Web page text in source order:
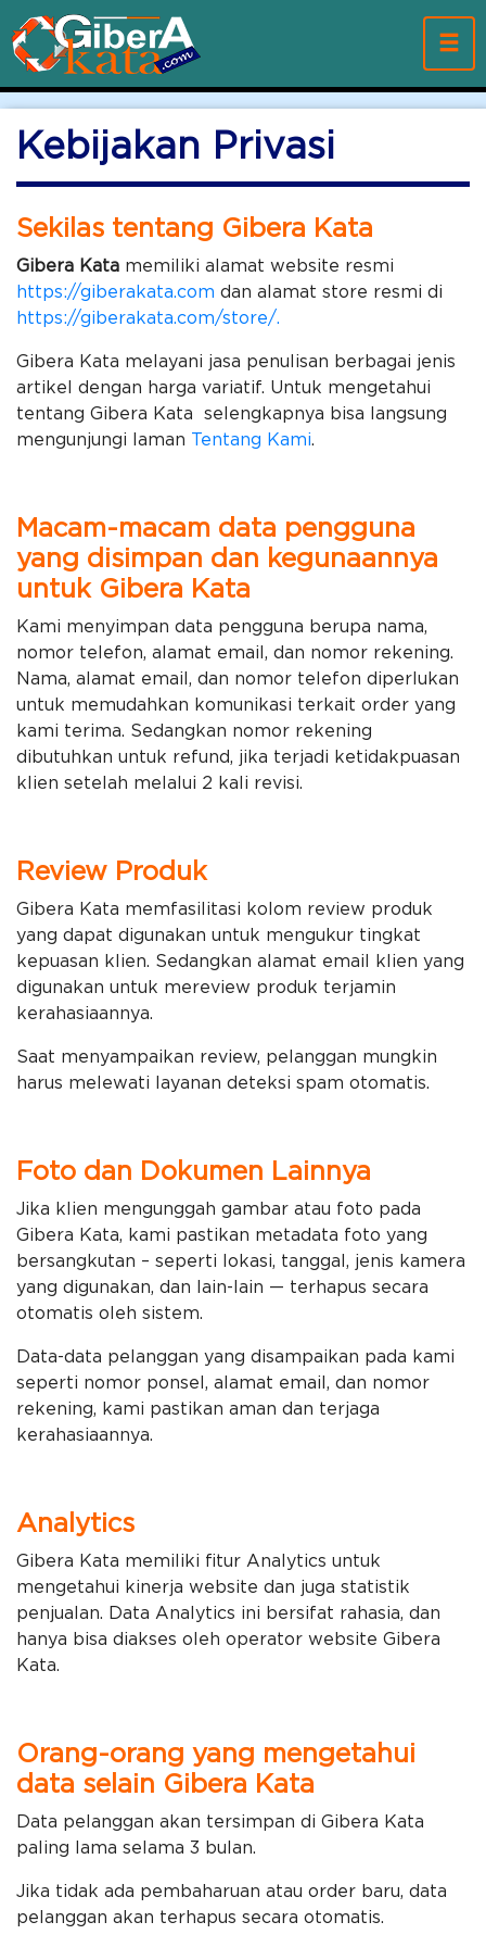
Kebijakan Privasi
Sekilas tentang Gibera Kata
Gibera Kata memiliki alamat website resmi
https://giberakata.com dan alamat store resmi di
https://giberakata.com/store/.
Gibera Kata melayani jasa penulisan berbagai jenis
artikel dengan harga variatif. Untuk mengetahui
tentang Gibera Kata selengkapnya bisa langsung
mengunjungi laman Tentang Kami.
Macam-macam data pengguna
yang disimpan dan kegunaannya
untuk Gibera Kata
Kami menyimpan data pengguna berupa nama,
nomor telefon, alamat email, dan nomor rekening.
Nama, alamat email, dan nomor telefon diperlukan
untuk memudahkan komunikasi terkait order yang
kami terima. Sedangkan nomor rekening
dibutuhkan untuk refund, jika terjadi ketidakpuasan
klien setelah melalui 2 kali revisi.
Review Produk
Gibera Kata memfasilitasi kolom review produk
yang dapat digunakan untuk mengukur tingkat
kepuasan klien. Sedangkan alamat email klien yang
digunakan untuk mereview produk terjamin
kerahasiaannya.
Saat menyampaikan review, pelanggan mungkin
harus melewati layanan deteksi spam otomatis.
Foto dan Dokumen Lainnya
Jika klien mengunggah gambar atau foto pada
Gibera Kata, kami pastikan metadata foto yang
bersangkutan – seperti lokasi, tanggal, jenis kamera
yang digunakan, dan lain-lain — terhapus secara
otomatis oleh sistem.
Data-data pelanggan yang disampaikan pada kami
seperti nomor ponsel, alamat email, dan nomor
rekening, kami pastikan aman dan terjaga
kerahasiaannya.
Analytics
Gibera Kata memiliki fitur Analytics untuk
mengetahui kinerja website dan juga statistik
penjualan. Data Analytics ini bersifat rahasia, dan
hanya bisa diakses oleh operator website Gibera
Kata.
Orang-orang yang mengetahui
data selain Gibera Kata
Data pelanggan akan tersimpan di Gibera Kata
paling lama selama 3 bulan.
Jika tidak ada pembaharuan atau order baru, data
pelanggan akan terhapus secara otomatis.